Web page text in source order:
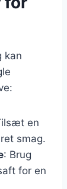
kan
en
smag.
: Brug
for en